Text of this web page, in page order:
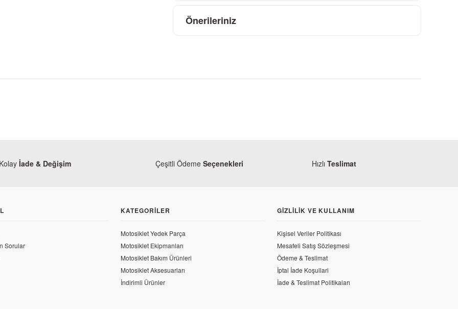
Önerileriniz
125 Arka Varyatör Komple
NGK
187,63 TL
RKS Newlight 125 Üst Egzantrik Mili Komple
Kolay İade & Değişim Çeşitli Ödeme Seçenekleri Hızlı Teslimat
Sorular
KATEGORILER
Motosiklet Yedek Parça
Motosiklet Ekipmanları
Motosiklet Bakım Ürünleri
Motosiklet Aksesuarları
İndirimli Ürünler
GIZLILIK VE KULLANIM
Kişisel Veriler Politikası
Mesafeli Satış Sözleşmesi
Ödeme & Teslimat
İptal İade Koşullari
İade & Teslimat Politikaları